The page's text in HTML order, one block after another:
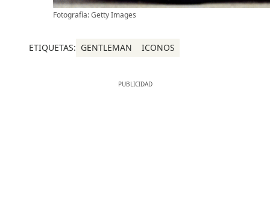
Fotografía: Getty Images
ETIQUETAS: GENTLEMAN ICONOS